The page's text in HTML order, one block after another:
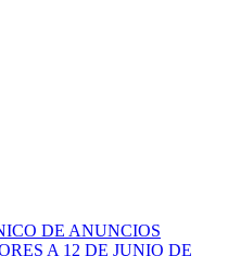
DE ANUNCIOS
A 12 DE JUNIO DE